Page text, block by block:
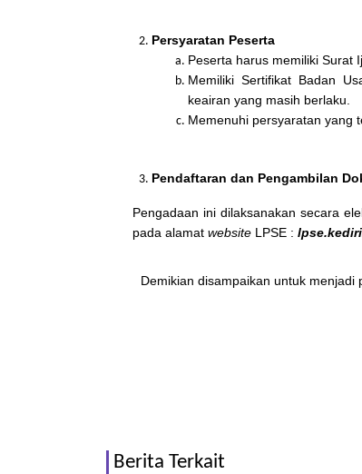
Persyaratan Peserta
Peserta harus memiliki Surat
Memiliki Sertifikat Badan
keairan yang masih berlaku.
Memenuhi persyaratan yang
Pendaftaran dan Pengambilan
Pengadaan ini dilaksanakan secara
pada alamat websiteLPSE :
Demikian disampaikan untuk menjadi
Berita Terkait